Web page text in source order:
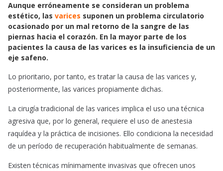
c
e
b
o
o
a
t
s
A
a
i
l
Aunque erróneamente se consideran un problema
estético, las varices suponen un problema circulatorio
ocasionado por un mal retorno de la sangre de las
piernas hacia el corazón. En la mayor parte de los
pacientes la causa de las varices es la insuficiencia de un
eje safeno.
Lo prioritario, por tanto, es tratar la causa de las varices y,
posteriormente, las varices propiamente dichas.
La cirugía tradicional de las varices implica el uso una técnica
agresiva que, por lo general, requiere el uso de anestesia
raquídea y la práctica de incisiones. Ello condiciona la necesidad
de un período de recuperación habitualmente de semanas.
Existen técnicas mínimamente invasivas que ofrecen unos